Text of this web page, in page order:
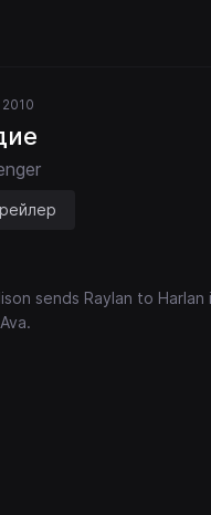
sends Raylan to